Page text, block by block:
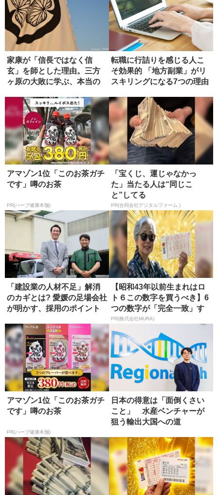
家康が「信長ではなく信
玄」を師とした理由。三方
ヶ原の大敗に学ぶ、本当の
転職に行詰りを感じる人こ
そ効果的 「地方副業」がリ
スキリングになる7つの理由
アマゾン1位「このお茶ガチ
です」噂のお茶
PR(ハーブ健康本舗)
「宝くじ、運じゃなかっ
た」当たる人は“同じこ
と”してる
PR(合同会社デジタルファーム )
「建設業の人材不足」解消
のカギとは? 愛媛の足場会社
が明かす、採用のポイント
【昭和43年以前生まれはロ
ト６この数字を買うべき】6
つの数字が「完全一致」す
る方...
PR(株式会社MURA)
アマゾン1位「このお茶ガチ
です」噂のお茶
PR(ハーブ健康本舗)
日本の得意は「面倒くさい
こと」 水産ベンチャーが
狙う輸出大国への道